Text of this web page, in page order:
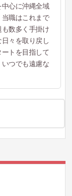
中心に沖縄全域
職はこれまで
数多く手掛け
々を取り戻し
トを目指して
つでも遠慮な